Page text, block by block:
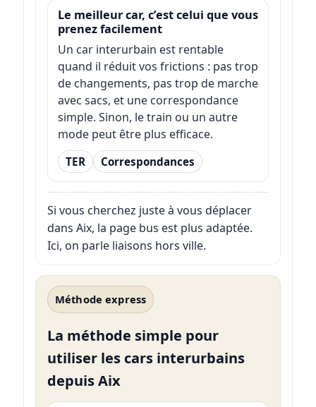
Le meilleur car, c’est celui que vous
prenez facilement
Un car interurbain est rentable
quand il réduit vos frictions : pas trop
de changements, pas trop de marche
avec sacs, et une correspondance
simple. Sinon, le train ou un autre
mode peut être plus efficace.
TER Correspondances
Si vous cherchez juste à vous déplacer
dans Aix, la page bus est plus adaptée.
Ici, on parle liaisons hors ville.
Méthode express
La méthode simple pour
utiliser les cars interurbains
depuis Aix